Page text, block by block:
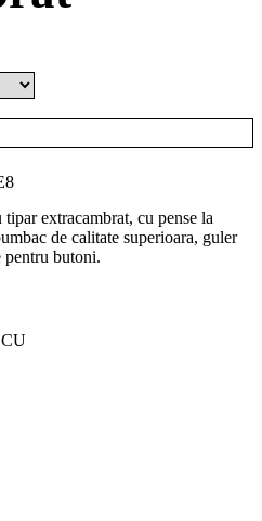
extracambrat, cu pense la
de calitate superioara, guler
pentru butoni.